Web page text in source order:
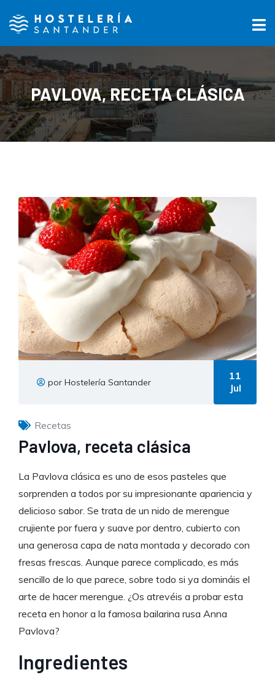
PAVLOVA, RECETA CLÁSICA
por Hostelería Santander
11
Jul
Recetas
Pavlova, receta clásica
La Pavlova clásica es uno de esos pasteles que
sorprenden a todos por su impresionante apariencia y
delicioso sabor. Se trata de un nido de merengue
crujiente por fuera y suave por dentro, cubierto con
una generosa capa de nata montada y decorado con
fresas frescas. Aunque parece complicado, es más
sencillo de lo que parece, sobre todo si ya domináis el
arte de hacer merengue. ¿Os atrevéis a probar esta
receta en honor a la famosa bailarina rusa Anna
Pavlova?
Ingredientes